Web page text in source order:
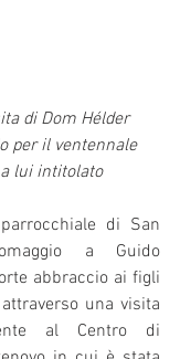
di Dom Hélder
per il ventennale
lui intitolato
di San
a Guido
abbraccio ai figli
una visita
al Centro di